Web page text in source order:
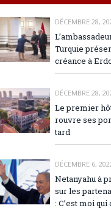
DÉCEMBRE 28,
Turquie
créance à
DÉCEMBRE 28,
Le premier
rouvre ses
tard
DÉCEMBRE 6,
Netanyahu à
sur les
: C’est moi